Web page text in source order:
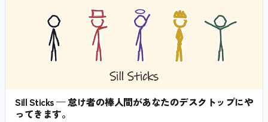
Sill Sticks — 怠け者の棒人間があなたのデスクトップにや
ってきます。